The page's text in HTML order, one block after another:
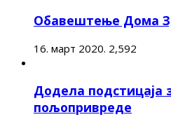
Обавештење Дома
16. март 2020. 2,592
Додела подстицаја
пољопривреде